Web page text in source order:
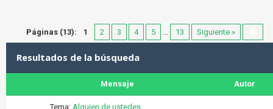
Páginas (13): 1 2 3 4 5 ... 13 Siguiente »
Resultados de la búsqueda
Mensaje Autor
Tema: Alguien de ustedes...